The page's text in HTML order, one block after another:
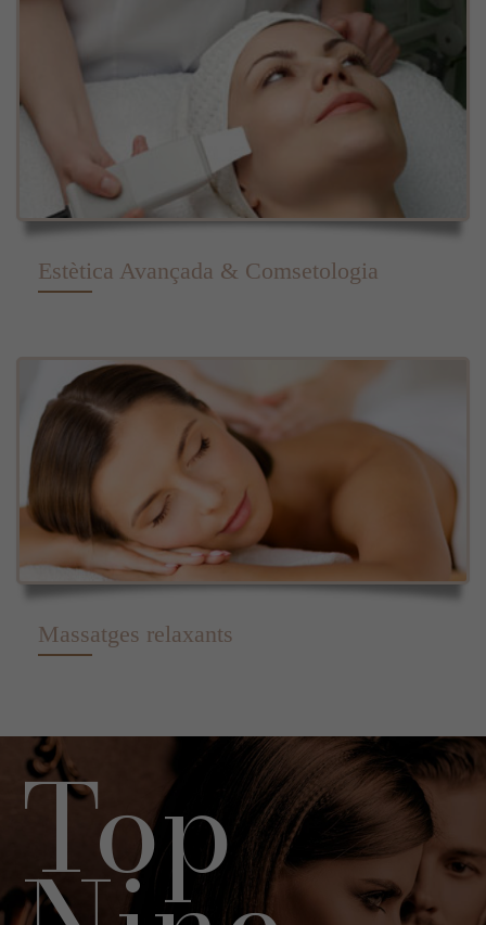
Estètica Avançada & Comsetologia
Massatges relaxants
Top